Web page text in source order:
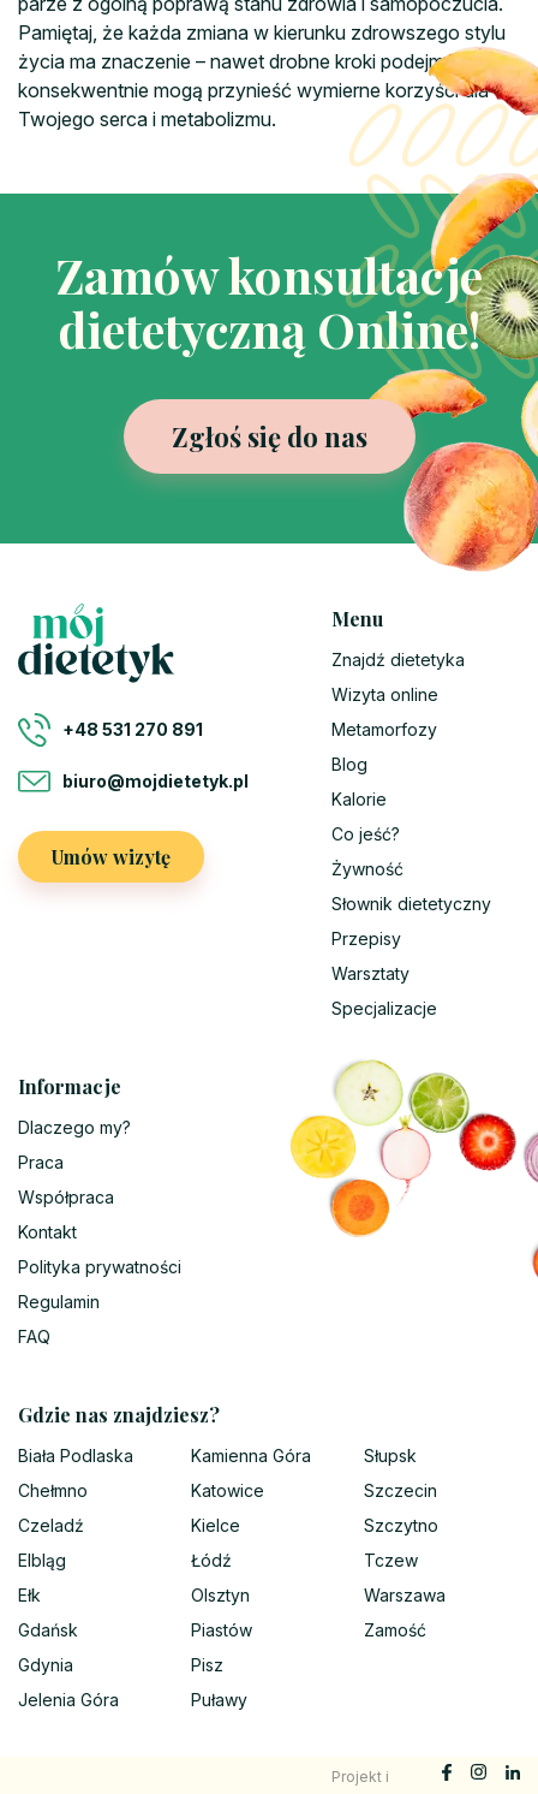
Pamiętaj, że każda zmiana w kierunku zdrowszego stylu
życia ma znaczenie – nawet drobne kroki podejmowane
konsekwentnie mogą przynieść wymierne korzyści dla
Twojego serca i metabolizmu.
Zamów konsultacje
dietetyczną Online!
Zgłoś się do nas
+48 531 270 891
biuro@mojdietetyk.pl
Umów wizytę
Menu
Znajdź dietetyka
Wizyta online
Metamorfozy
Blog
Kalorie
Co jeść?
Żywność
Słownik dietetyczny
Przepisy
Warsztaty
Specjalizacje
Informacje
Dlaczego my?
Praca
Współpraca
Kontakt
Polityka prywatności
Regulamin
FAQ
Gdzie nas znajdziesz?
Biała Podlaska
Chełmno
Czeladź
Elbląg
Ełk
Gdańsk
Gdynia
Jelenia Góra
Kamienna Góra
Katowice
Kielce
Łódź
Olsztyn
Piastów
Pisz
Puławy
Słupsk
Szczecin
Szczytno
Tczew
Warszawa
Zamość
Projekt i